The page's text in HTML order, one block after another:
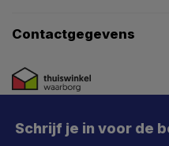
Contactgegevens
Schrijf je in voor de